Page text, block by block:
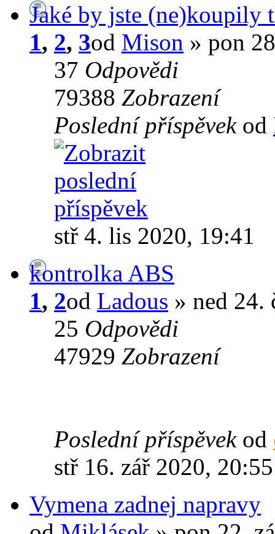
Jaké by jste (ne)koupily
1, 2, 3od Mison » pon
37 Odpovědi
79388 Zobrazení
Poslední příspěvek od
stř 4. lis 2020, 19:41
kontrolka ABS
1, 2od Ladous » ned 24.
25 Odpovědi
47929 Zobrazení
Poslední příspěvek od
stř 16. zář 2020, 20:55
Vymena zadnej napravy